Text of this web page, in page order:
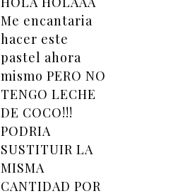
Me encantaria
hacer este
pastel ahora
mismo PERO NO
TENGO LECHE
DE COCO!!!
PODRIA
SUSTITUIR LA
MISMA
CANTIDAD POR